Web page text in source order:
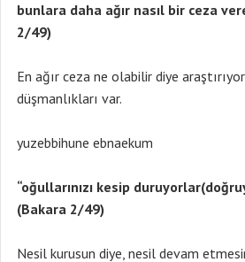
bunlara daha ağır nasıl bir ceza
2/49)
En ağır ceza ne olabilir diye
düşmanlıkları var.
yuzebbihune ebnaekum
“oğullarınızı kesip
(Bakara 2/49)
Nesil kurusun diye, nesil devam